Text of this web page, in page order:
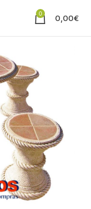
0 0,00€